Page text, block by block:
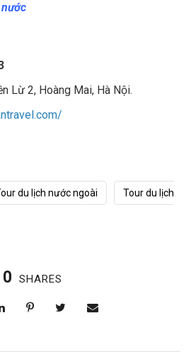
Lừ 2, Hoàng Mai, Hà Nội.
du lịch nước ngoài
Tour du lịch
0 SHARES